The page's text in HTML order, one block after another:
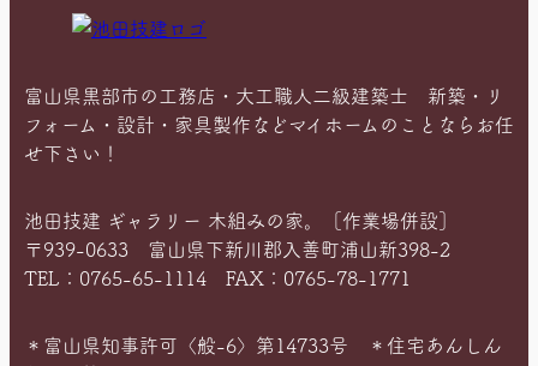
富山県黒部市の工務店・大工職人二級建築士 新築・リ
フォーム・設計・家具製作などマイホームのことならお任
せ下さい！
池田技建 ギャラリー 木組みの家。［作業場併設］
〒939-0633 富山県下新川郡入善町浦山新398-2
TEL：0765-65-1114 FAX：0765-78-1771
＊富山県知事許可〈般-6〉第14733号 ＊住宅あんしん